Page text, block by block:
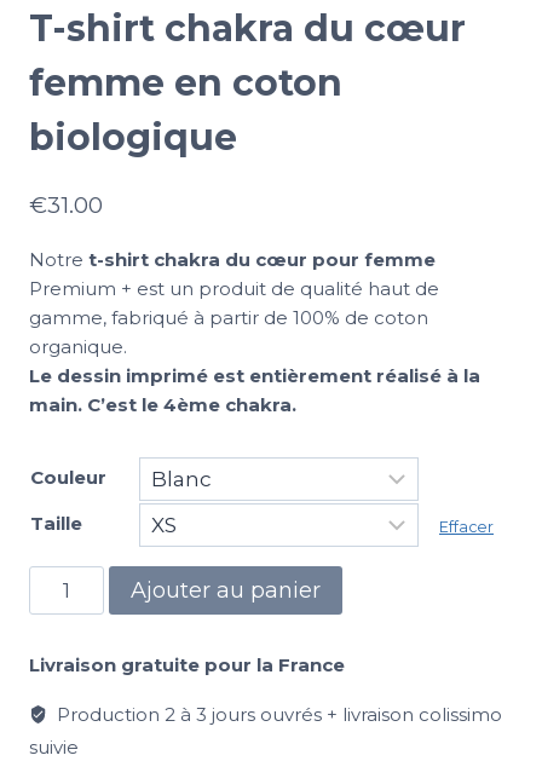
T-shirt chakra du cœur
femme en coton
biologique
€31.00
Notre t-shirt chakra du cœur pour femme
Premium + est un produit de qualité haut de
gamme, fabriqué à partir de 100% de coton
organique.
Le dessin imprimé est entièrement réalisé à la
main. C’est le 4ème chakra.
Couleur
Taille
Effacer
Ajouter au panier
Livraison gratuite pour la France
Production 2 à 3 jours ouvrés + livraison colissimo
suivie